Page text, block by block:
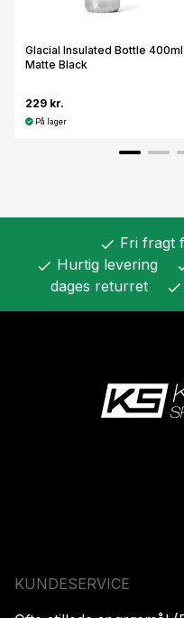
Glacial Insulated Bottle 400ml
Matte Black
229 kr.
På lager
check Fri fragt
check Hurtig levering
dages returret
check
KUNDESERVICE